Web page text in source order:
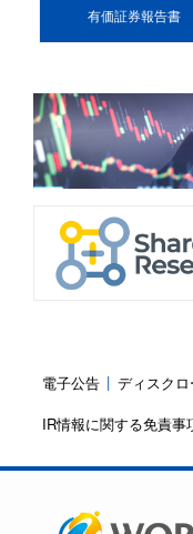
有価証券報告書
電子公告
ディスク
IR情報に関する免責事